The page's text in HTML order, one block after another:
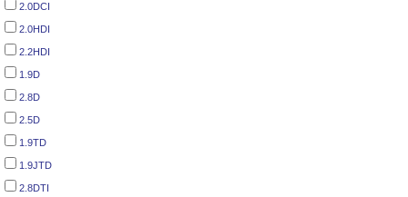
2.0DCI
2.0HDI
2.2HDI
1.9D
2.8D
2.5D
1.9TD
1.9JTD
2.8DTI